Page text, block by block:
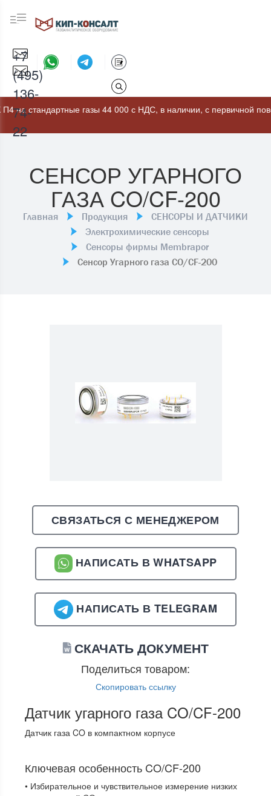
+7
(495)
136-
74-
22
газы 44 000 с НДС, в наличии, с первичной поверкой
СЕНСОР УГАРНОГО
ГАЗА CO/CF-200
Главная Продукция
СЕНСОРЫ И ДАТЧИКИ
Электрохимические сенсоры
Сенсоры фирмы Membrapor
Сенсор Угарного газа CO/CF-200
СВЯЗАТЬСЯ С МЕНЕДЖЕРОМ
НАПИСАТЬ В WHATSAPP
НАПИСАТЬ В TELEGRAM
СКАЧАТЬ ДОКУМЕНТ
Поделиться товаром:
Скопировать ссылку
Датчик угарного газа CO/CF-200
Датчик газа CO в компактном корпусе
Ключевая особенность CO/CF-200
• Избирательное и чувствительное измерение низких